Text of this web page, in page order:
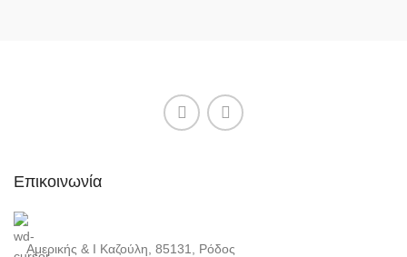
Επικοινωνία
Αμερικής & Ι Καζούλη, 85131, Ρόδος